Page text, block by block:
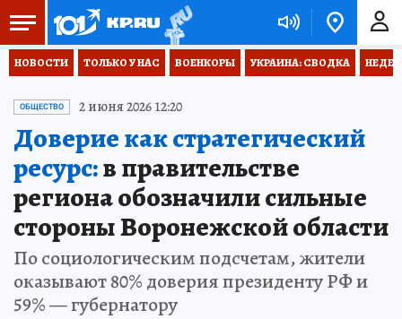
НОВОСТИ ТОЛЬКО У НАС ВОЕНКОРЫ УКРАИНА: СВОДКА
ОБЩЕСТВО 2 июня 2026 12:20
Доверие как стратегический
ресурс:в правительстве
региона обозначили сильные
стороны Воронежской области
По социологическим подсчетам, жители
оказывают 80% доверия президенту РФ и
59% — губернатору